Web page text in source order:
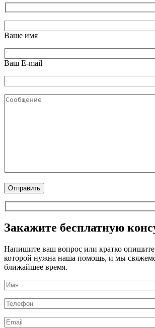
Ваше имя
Ваш E-mail
Закажите бесплатную
Напишите ваш вопрос или кратко
которой нужна наша помощь, и мы
ближайшее время.